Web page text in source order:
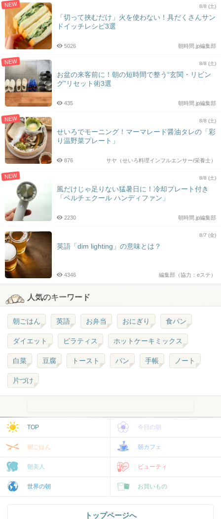
NEW 8/8 (土)
「切って挟むだけ」火を使わない！具だくさんサン
ドイッチレシピ3選
朝時間.jp編集部
5026
NEW 8/8 (土)
お盆の来客前に！朝の短時間で整う“玄関・リビン
グ”リセット術3選
朝時間.jp編集部
435
NEW 8/8 (土)
せいろでモーニング！マーマレード醤油タレの「彩
り温野菜プレート」
サヤ（せいろ料理インフルエンサー/栄養士）
876
NEW 8/8 (土)
風だけじゃ足りない猛暑日に！冷却プレート付き
「ペルチェクール ハンディファン」
朝時間.jp編集部
2230
8/7 (金)
英語「dim lighting」の意味とは？
編集部（協力：eステ）
4346
人気のキーワード
朝ごはん 英語 お弁当 おにぎり 食パン
ダイエット ピラティス ホットケーキミックス
白菜 豆腐 トースト パン 手帳 ノート
片づけ
TOP 今日の朝
朝ごはん 朝カフェ
朝美人 ビューティ
世界の朝 お買いもの
トップページへ